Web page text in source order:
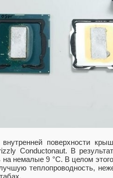
поверхности
Conductonaut. В
на немалые 9 °C. В целом
теплопроводность,